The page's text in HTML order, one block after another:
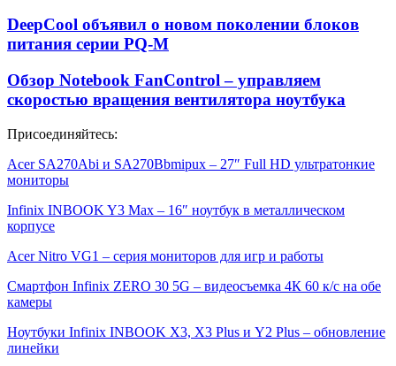
DeepCool объявил о новом поколении блоков
питания серии PQ-M
Обзор Notebook FanControl – управляем
скоростью вращения вентилятора ноутбука
Присоединяйтесь:
Acer SA270Abi и SA270Bbmipux – 27″ Full HD ультратонкие
мониторы
Infinix INBOOK Y3 Max – 16″ ноутбук в металлическом
корпусе
Acer Nitro VG1 – серия мониторов для игр и работы
Смартфон Infinix ZERO 30 5G – видеосъемка 4К 60 к/с на обе
камеры
Ноутбуки Infinix INBOOK X3, X3 Plus и Y2 Plus – обновление
линейки